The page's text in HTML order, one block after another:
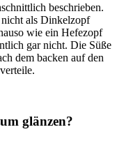
beschrieben.
als Dinkelzopf
wie ein Hefezopf
gar nicht. Die Süße
dem backen auf den
glänzen?